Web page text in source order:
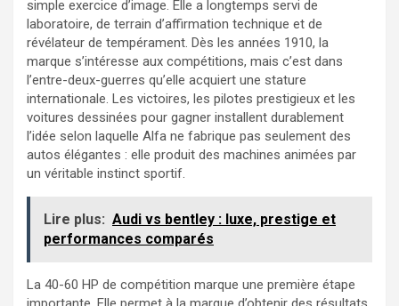
simple exercice d’image. Elle a longtemps servi de
laboratoire, de terrain d’affirmation technique et de
révélateur de tempérament. Dès les années 1910, la
marque s’intéresse aux compétitions, mais c’est dans
l’entre-deux-guerres qu’elle acquiert une stature
internationale. Les victoires, les pilotes prestigieux et les
voitures dessinées pour gagner installent durablement
l’idée selon laquelle Alfa ne fabrique pas seulement des
autos élégantes : elle produit des machines animées par
un véritable instinct sportif.
Lire plus: Audi vs bentley : luxe, prestige et
performances comparés
La 40-60 HP de compétition marque une première étape